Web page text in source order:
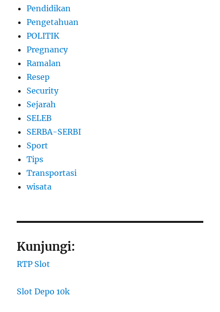
Pendidikan
Pengetahuan
POLITIK
Pregnancy
Ramalan
Resep
Security
Sejarah
SELEB
SERBA-SERBI
Sport
Tips
Transportasi
wisata
Kunjungi:
RTP Slot
Slot Depo 10k